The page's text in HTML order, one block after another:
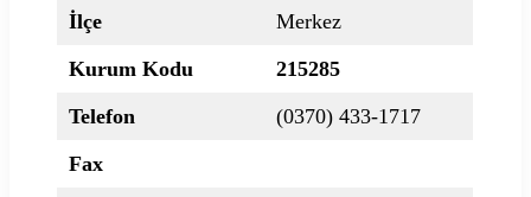
İlçe
Merkez
Kurum Kodu
215285
Telefon
(0370) 433-1717
Fax